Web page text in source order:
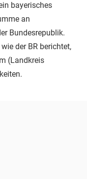
bayerisches
an
Bundesrepublik.
der BR berichtet,
(Landkreis